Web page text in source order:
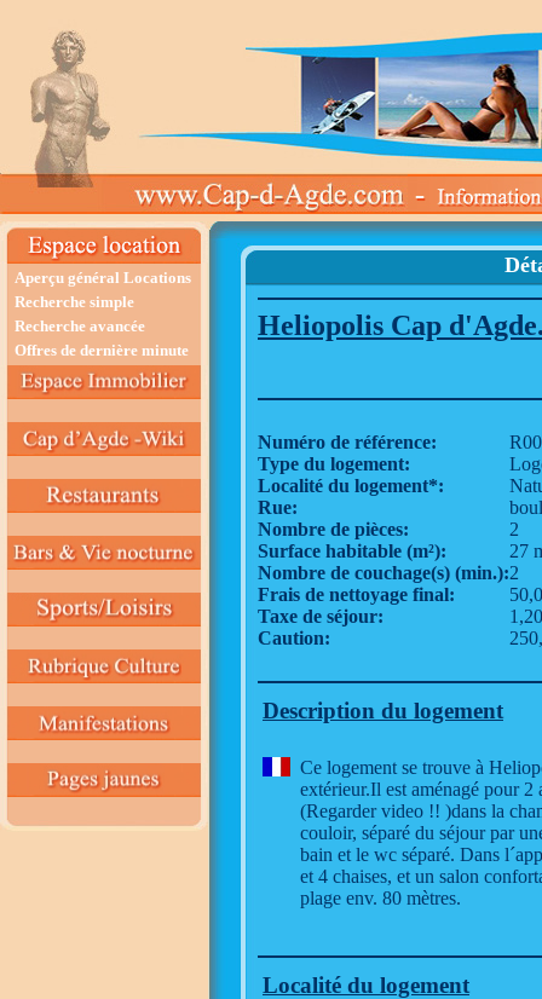
Aperçu général Locations
Recherche simple
Recherche avancée
Offres de dernière minute
Heliopolis Cap
Numéro de référence:
Type du logement:
Localité du logement*:
Rue:
Nombre de pièces:
2
Surface habitable (m²):
27
Nombre de couchage(s) (min.):2
Frais de nettoyage final:
Taxe de séjour:
Caution:
Description du logement
Ce logement se trouve à
extérieur.Il est aménagé pour
(Regarder video !! )dans la
couloir, séparé du séjour par
bain et le wc séparé. Dans
et 4 chaises, et un salon
plage env. 80 mètres.
Localité du logement